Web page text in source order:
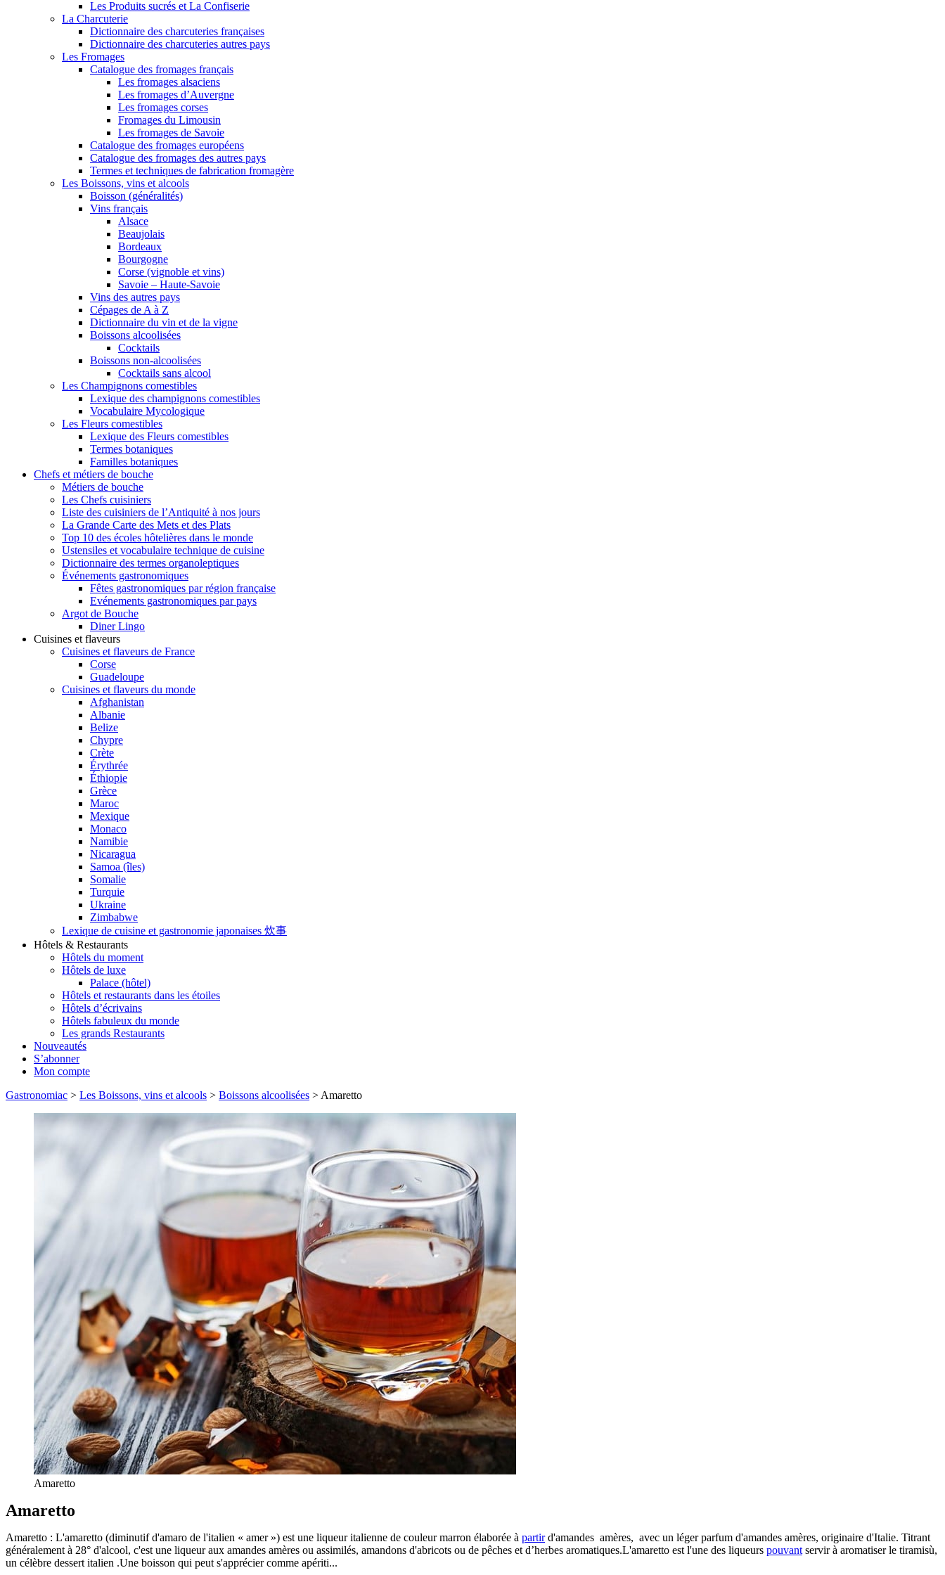
Les Produits sucrés et La Confiserie
La Charcuterie
Dictionnaire des charcuteries françaises
Dictionnaire des charcuteries autres pays
Les Fromages
Catalogue des fromages français
Les fromages alsaciens
Les fromages d’Auvergne
Les fromages corses
Fromages du Limousin
Les fromages de Savoie
Catalogue des fromages européens
Catalogue des fromages des autres pays
Termes et techniques de fabrication fromagère
Les Boissons, vins et alcools
Boisson (généralités)
Vins français
Alsace
Beaujolais
Bordeaux
Bourgogne
Corse (vignoble et vins)
Savoie – Haute-Savoie
Vins des autres pays
Cépages de A à Z
Dictionnaire du vin et de la vigne
Boissons alcoolisées
Cocktails
Boissons non-alcoolisées
Cocktails sans alcool
Les Champignons comestibles
Lexique des champignons comestibles
Vocabulaire Mycologique
Les Fleurs comestibles
Lexique des Fleurs comestibles
Termes botaniques
Familles botaniques
Chefs et métiers de bouche
Métiers de bouche
Les Chefs cuisiniers
Liste des cuisiniers de l’Antiquité à nos jours
La Grande Carte des Mets et des Plats
Top 10 des écoles hôtelières dans le monde
Ustensiles et vocabulaire technique de cuisine
Dictionnaire des termes organoleptiques
Événements gastronomiques
Fêtes gastronomiques par région française
Evénements gastronomiques par pays
Argot de Bouche
Diner Lingo
Cuisines et flaveurs
Cuisines et flaveurs de France
Corse
Guadeloupe
Cuisines et flaveurs du monde
Afghanistan
Albanie
Belize
Chypre
Crète
Érythrée
Éthiopie
Grèce
Maroc
Mexique
Monaco
Namibie
Nicaragua
Samoa (îles)
Somalie
Turquie
Ukraine
Zimbabwe
Lexique de cuisine et gastronomie japonaises 炊事
Hôtels & Restaurants
Hôtels du moment
Hôtels de luxe
Palace (hôtel)
Hôtels et restaurants dans les étoiles
Hôtels d’écrivains
Hôtels fabuleux du monde
Les grands Restaurants
Nouveautés
S’abonner
Mon compte
Gastronomiac > Les Boissons, vins et alcools > Boissons alcoolisées > Amaretto
Amaretto
Amaretto
Amaretto : L'amaretto (diminutif d'amaro de l'italien « amer ») est une liqueur italienne de couleur marron élaborée à partird'amandes amères, avec un léger parfum d'amandes amères, originaire d'Italie. Titrant
généralement à 28° d'alcool, c'est une liqueur aux amandes amères ou assimilés, amandons d'abricots ou de pêches et d’herbes aromatiques.L'amaretto est l'une des liqueurs pouvant servir à aromatiser le tiramisù,
un célèbre dessert italien .Une boisson qui peut s'apprécier comme apériti...